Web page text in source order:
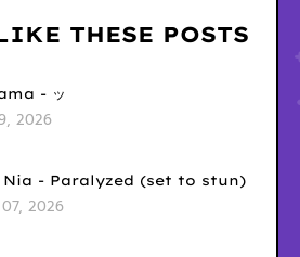
THESE POSTS
- ッ
2026
- Paralyzed (set to stun)
2026